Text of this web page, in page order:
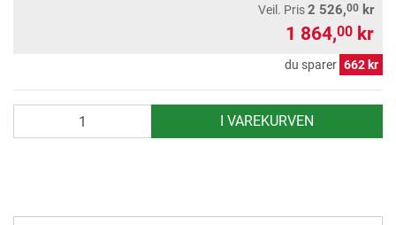
Veil. Pris2 526,00 kr
1 864,00 kr
du sparer 662 kr
I VAREKURVEN